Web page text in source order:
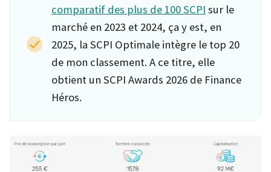
comparatif des plus de 100 SCPI sur le
marché en 2023 et 2024, ça y est, en
2025, la SCPI Optimale intègre le top 20
de mon classement. A ce titre, elle
obtient un SCPI Awards 2026 de Finance
Héros.